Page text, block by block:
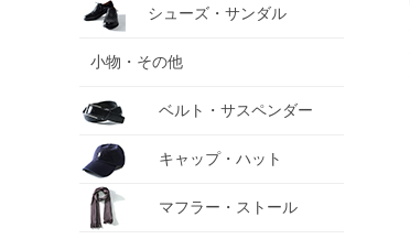
シューズ・サンダル
小物・その他
ベルト・サスペンダー
キャップ・ハット
マフラー・ストール